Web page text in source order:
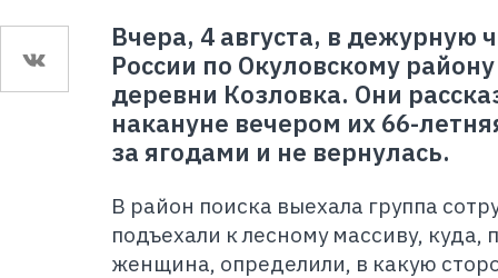
Вчера, 4 августа, в дежурную
России по Окуловскому
деревни Козловка. Они
накануне вечером их 66-
за ягодами и не вернулась.
В район поиска выехала группа
подъехали к лесному массиву,
женщина, определили, в какую